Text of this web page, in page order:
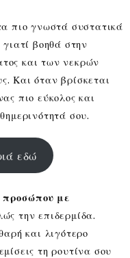
πιο γνωστά συστατικά
βοηθά στην
και των νεκρών
Και όταν βρίσκεται
πιο εύκολος και
σου.
εδώ
προσώπου με
την επιδερμίδα.
και λιγότερο
τη ρουτίνα σου